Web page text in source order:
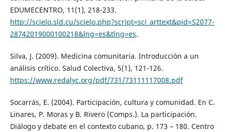
EDUMECENTRO, 11(1), 218-233.
http://scielo.sld.cu/scielo.php?script=sci_arttext&pid=S2077-
28742019000100218&lng=es&tlng=es.
Silva, J. (2009). Medicina comunitaria. Introducción a un
análisis crítico. Salud Colectiva, 5(1), 121-126.
https://www.redalyc.org/pdf/731/73111117008.pdf
Socarrás, E. (2004). Participación, cultura y comunidad. En C.
Linares, P. Moras y B. Rivero (Comps.). La participación.
Diálogo y debate en el contexto cubano, p. 173 – 180. Centro